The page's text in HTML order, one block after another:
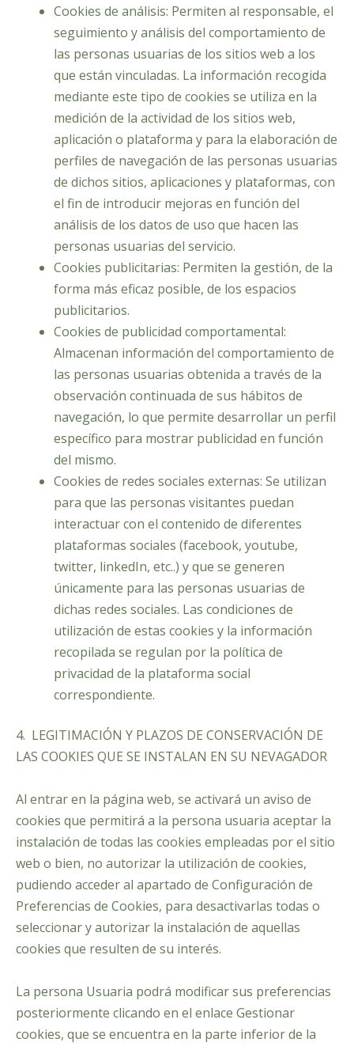
Cookies de análisis: Permiten al responsable, el
seguimiento y análisis del comportamiento de
las personas usuarias de los sitios web a los
que están vinculadas. La información recogida
mediante este tipo de cookies se utiliza en la
medición de la actividad de los sitios web,
aplicación o plataforma y para la elaboración de
perfiles de navegación de las personas usuarias
de dichos sitios, aplicaciones y plataformas, con
el fin de introducir mejoras en función del
análisis de los datos de uso que hacen las
personas usuarias del servicio.
Cookies publicitarias: Permiten la gestión, de la
forma más eficaz posible, de los espacios
publicitarios.
Cookies de publicidad comportamental:
Almacenan información del comportamiento de
las personas usuarias obtenida a través de la
observación continuada de sus hábitos de
navegación, lo que permite desarrollar un perfil
específico para mostrar publicidad en función
del mismo.
Cookies de redes sociales externas: Se utilizan
para que las personas visitantes puedan
interactuar con el contenido de diferentes
plataformas sociales (facebook, youtube,
twitter, linkedIn, etc..) y que se generen
únicamente para las personas usuarias de
dichas redes sociales. Las condiciones de
utilización de estas cookies y la información
recopilada se regulan por la política de
privacidad de la plataforma social
correspondiente.
4. LEGITIMACIÓN Y PLAZOS DE CONSERVACIÓN DE
LAS COOKIES QUE SE INSTALAN EN SU NEVAGADOR
Al entrar en la página web, se activará un aviso de
cookies que permitirá a la persona usuaria aceptar la
instalación de todas las cookies empleadas por el sitio
web o bien, no autorizar la utilización de cookies,
pudiendo acceder al apartado de Configuración de
Preferencias de Cookies, para desactivarlas todas o
seleccionar y autorizar la instalación de aquellas
cookies que resulten de su interés.
La persona Usuaria podrá modificar sus preferencias
posteriormente clicando en el enlace Gestionar
cookies, que se encuentra en la parte inferior de la